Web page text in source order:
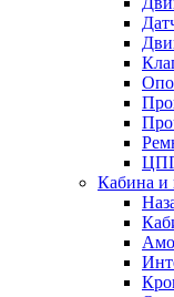
Кабина и